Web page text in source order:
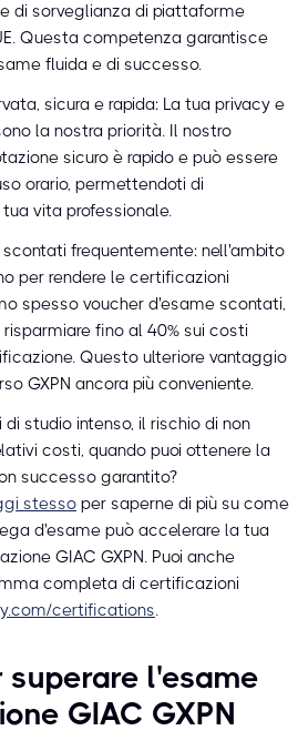
di sorveglianza di piattaforme
Questa competenza garantisce
fluida e di successo.
sicura e rapida: La tua privacy e
la nostra priorità. Il nostro
sicuro è rapido e può essere
orario, permettendoti di
vita professionale.
frequentemente: nell'ambito
per rendere le certificazioni
spesso voucher d'esame scontati,
fino al 40% sui costi
Questo ulteriore vantaggio
GXPN ancora più conveniente.
studio intenso, il rischio di non
costi, quando puoi ottenere la
successo garantito?
stesso per saperne di più su come
d'esame può accelerare la tua
GIAC GXPN. Puoi anche
completa di certificazioni
certifications.
l'esame
GIAC GXPN